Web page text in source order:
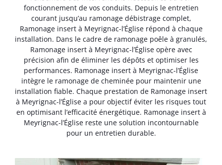
fonctionnement de vos conduits. Depuis le entretien
courant jusqu’au ramonage débistrage complet,
Ramonage insert à Meyrignac-l’Église répond à chaque
installation. Dans le cadre de ramonage poêle à granulés,
Ramonage insert à Meyrignac-l’Église opère avec
précision afin de éliminer les dépôts et optimiser les
performances. Ramonage insert à Meyrignac-l’Église
intègre le ramonage de cheminée pour maintenir une
installation fiable. Chaque prestation de Ramonage insert
à Meyrignac-l’Église a pour objectif éviter les risques tout
en optimisant l’efficacité énergétique. Ramonage insert à
Meyrignac-l’Église reste une solution incontournable
pour un entretien durable.